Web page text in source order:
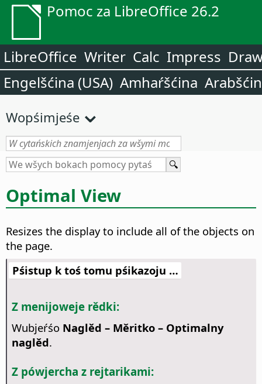
Pomoc za LibreOffice 26.2
LibreOffice Writer Calc Impress
Engelšćina (USA) Amhaŕšćina
Wopśimjeśe
Optimal View
Resizes the display to include all of the objects on
the page.
Pśistup k toś tomu pśikazoju …
Z menijoweje rědki:
Wubjeŕśo Naglěd – Měritko – Optimalny
naglěd.
Z pówjercha z rejtarikami: